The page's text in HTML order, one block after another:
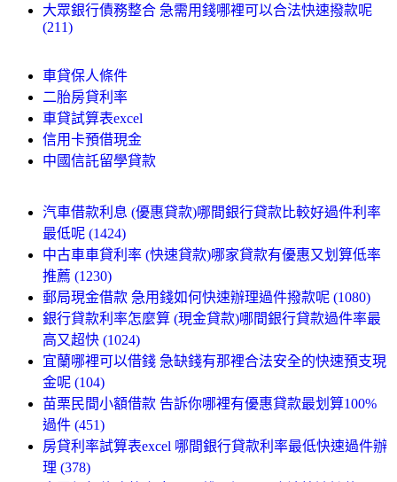
大眾銀行債務整合 急需用錢哪裡可以合法快速撥款呢
(211)
車貸保人條件
二胎房貸利率
車貸試算表excel
信用卡預借現金
中國信託留學貸款
汽車借款利息 (優惠貸款)哪間銀行貸款比較好過件利率
最低呢 (1424)
中古車車貸利率 (快速貸款)哪家貸款有優惠又划算低率
推薦 (1230)
郵局現金借款 急用錢如何快速辦理過件撥款呢 (1080)
銀行貸款利率怎麼算 (現金貸款)哪間銀行貸款過件率最
高又超快 (1024)
宜蘭哪裡可以借錢 急缺錢有那裡合法安全的快速預支現
金呢 (104)
苗栗民間小額借款 告訴你哪裡有優惠貸款最划算100%
過件 (451)
房貸利率試算表excel 哪間銀行貸款利率最低快速過件辦
理 (378)